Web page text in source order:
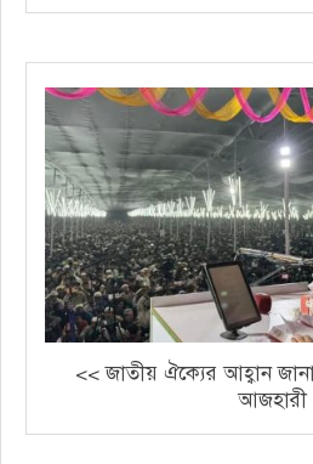
<< জাতীয় ঐক্যের আহ্বান
আজহারী